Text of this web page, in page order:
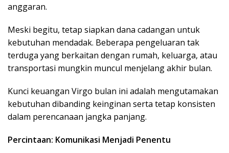
anggaran.
Meski begitu, tetap siapkan dana cadangan untuk
kebutuhan mendadak. Beberapa pengeluaran tak
terduga yang berkaitan dengan rumah, keluarga, atau
transportasi mungkin muncul menjelang akhir bulan.
Kunci keuangan Virgo bulan ini adalah mengutamakan
kebutuhan dibanding keinginan serta tetap konsisten
dalam perencanaan jangka panjang.
Percintaan: Komunikasi Menjadi Penentu